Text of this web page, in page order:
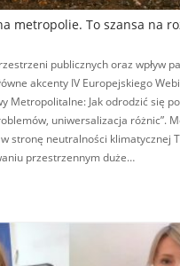
metropolie. To szansa na
publicznych oraz wpływ
akcenty IV Europejskiego
Metropolitalne: Jak odrodzić się
uniwersalizacja różnic”.
stronę neutralności klimatycznej
przestrzennym duże…